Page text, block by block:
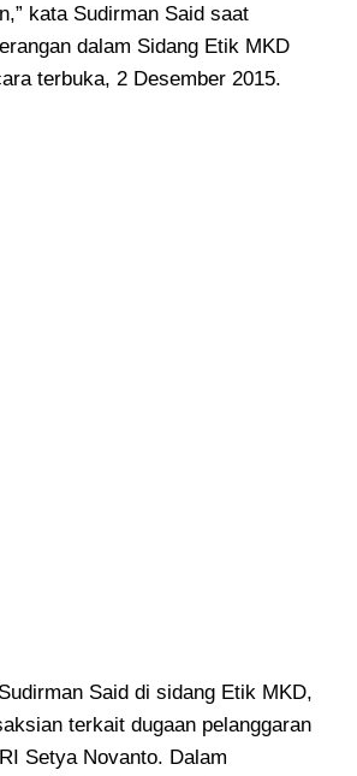
kata Sudirman Said saat
dalam Sidang Etik MKD
terbuka, 2 Desember 2015.
Said di sidang Etik MKD,
terkait dugaan pelanggaran
Setya Novanto. Dalam